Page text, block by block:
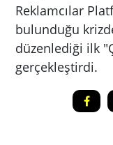
Reklamcılar
bulunduğu
düzenlediği ilk
gerçekleştirdi.